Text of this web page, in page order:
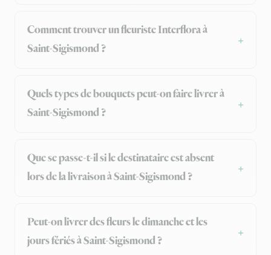
Comment trouver un fleuriste Interflora à
Saint-Sigismond ?
Quels types de bouquets peut-on faire livrer à
Saint-Sigismond ?
Que se passe-t-il si le destinataire est absent
lors de la livraison à Saint-Sigismond ?
Peut-on livrer des fleurs le dimanche et les
jours fériés à Saint-Sigismond ?